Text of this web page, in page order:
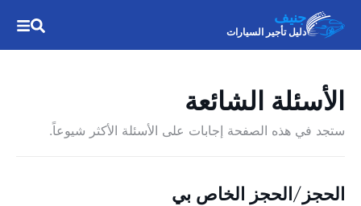
جنيف
دليل تأجير السيارات
الأسئلة الشائعة
ستجد في هذه الصفحة إجابات على الأسئلة الأكثر شيوعاً.
الحجز/الحجز الخاص بي